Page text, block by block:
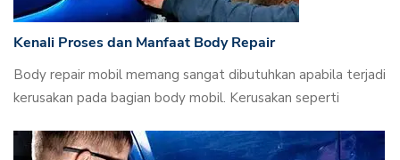
Kenali Proses dan Manfaat Body Repair
Body repair mobil memang sangat dibutuhkan apabila terjadi
kerusakan pada bagian body mobil. Kerusakan seperti